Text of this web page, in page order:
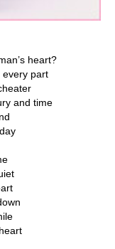
heart?
every part
and time